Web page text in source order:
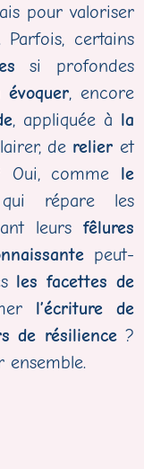
pour valoriser
Parfois, certains
si profondes
évoquer, encore
, appliquée à la
de relier et
Oui, comme le
répare les
leurs fêlures
peut-
les facettes de
l’écriture de
de résilience?
ensemble.